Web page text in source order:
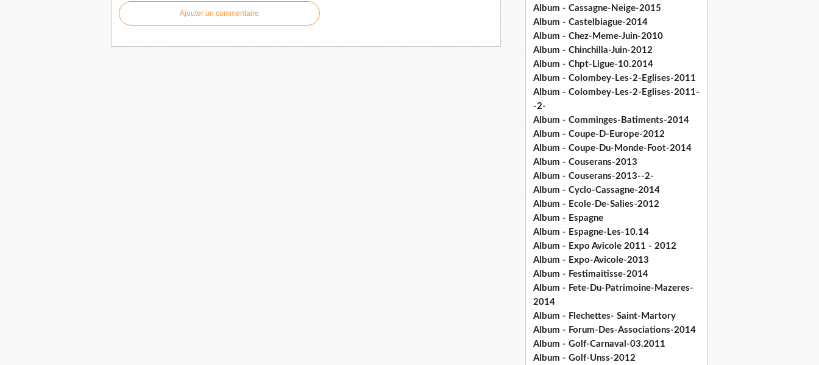
Ajouter un commentaire
Album - Cassagne-Neige-2015
Album - Castelbiague-2014
Album - Chez-Meme-Juin-2010
Album - Chinchilla-Juin-2012
Album - Chpt-Ligue-10.2014
Album - Colombey-Les-2-Eglises-2011
Album - Colombey-Les-2-Eglises-2011-
-2-
Album - Comminges-Batiments-2014
Album - Coupe-D-Europe-2012
Album - Coupe-Du-Monde-Foot-2014
Album - Couserans-2013
Album - Couserans-2013--2-
Album - Cyclo-Cassagne-2014
Album - Ecole-De-Salies-2012
Album - Espagne
Album - Espagne-Les-10.14
Album - Expo Avicole 2011 - 2012
Album - Expo-Avicole-2013
Album - Festimaitisse-2014
Album - Fete-Du-Patrimoine-Mazeres-
2014
Album - Flechettes- Saint-Martory
Album - Forum-Des-Associations-2014
Album - Golf-Carnaval-03.2011
Album - Golf-Unss-2012